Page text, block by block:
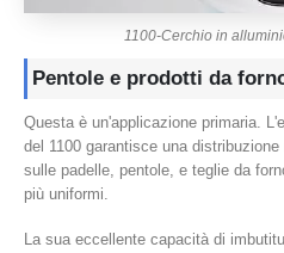
1100-Cerchio in
Pentole e prodotti da
Questa è un'applicazione primaria.
del 1100 garantisce una
sulle padelle, pentole, e teglie da
più uniformi.
La sua eccellente capacità di